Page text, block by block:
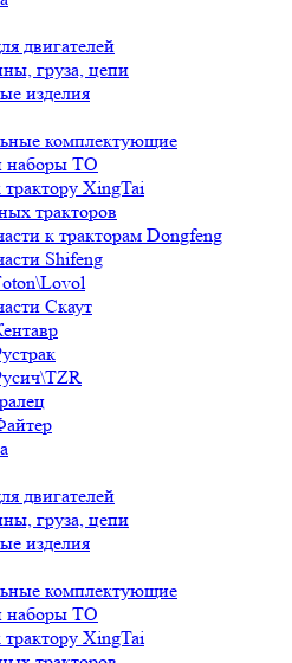
двигателей
груза, цепи
изделия
комплектующие
наборы ТО
трактору XingTai
тракторов
к тракторам Dongfeng
Shifeng
Скаут
двигателей
груза, цепи
изделия
комплектующие
наборы ТО
трактору XingTai